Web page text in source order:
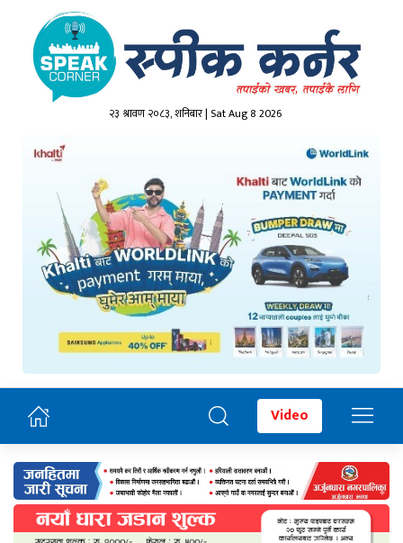
२३ श्रावण २०८३, शनिबार | Sat Aug 8 2026
Video